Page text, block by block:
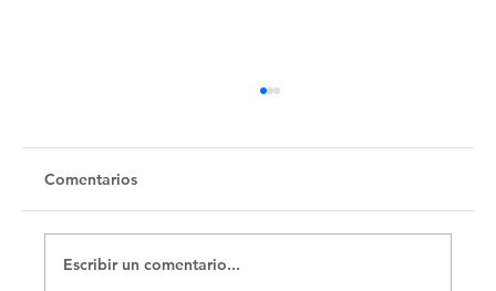
Comentarios
Escribir un comentario...